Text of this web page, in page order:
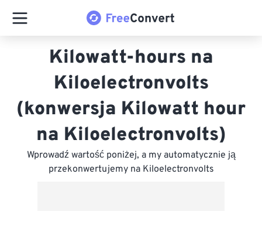
Kilowatt-hours na
Kiloelectronvolts
(konwersja Kilowatt hour
na Kiloelectronvolts)
Wprowadź wartość poniżej, a my automatycznie ją
przekonwertujemy na Kiloelectronvolts